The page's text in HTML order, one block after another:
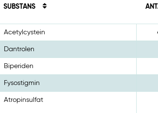
SUBSTANS
Acetylcystein
Dantrolen
Biperiden
Fysostigmin
Atropinsulfat